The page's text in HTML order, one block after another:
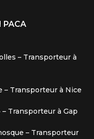
PACA
– Transporteur à
– Transporteur à Nice
Transporteur à Gap
– Transporteur